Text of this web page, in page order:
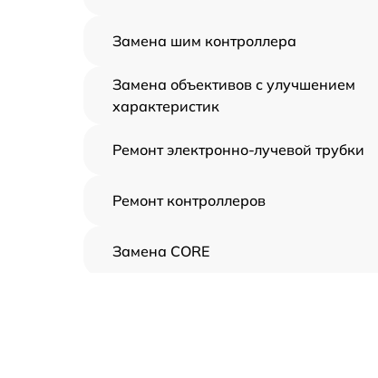
Замена шим контроллера
Замена объективов с улучшением
характеристик
Ремонт электронно-лучевой трубки
Ремонт контроллеров
Замена CORE